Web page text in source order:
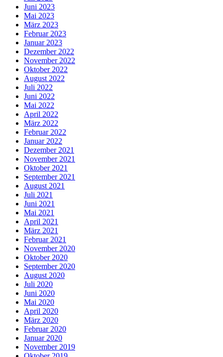
Juni 2023
Mai 2023
März 2023
Februar 2023
Januar 2023
Dezember 2022
November 2022
Oktober 2022
August 2022
Juli 2022
Juni 2022
Mai 2022
April 2022
März 2022
Februar 2022
Januar 2022
Dezember 2021
November 2021
Oktober 2021
September 2021
August 2021
Juli 2021
Juni 2021
Mai 2021
April 2021
März 2021
Februar 2021
November 2020
Oktober 2020
September 2020
August 2020
Juli 2020
Juni 2020
Mai 2020
April 2020
März 2020
Februar 2020
Januar 2020
November 2019